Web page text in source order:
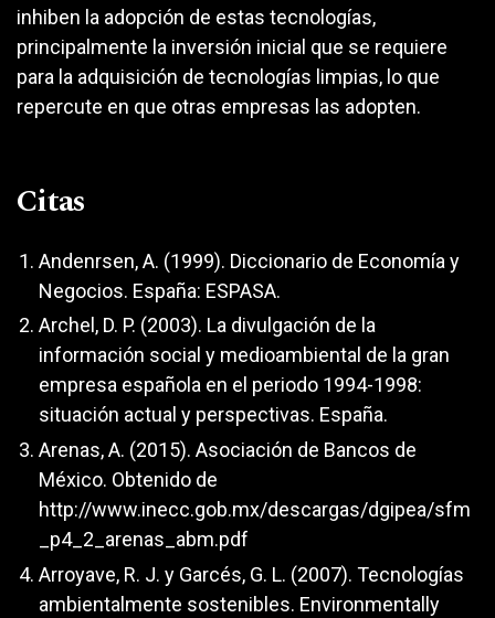
inhiben la adopción de estas tecnologías,
principalmente la inversión inicial que se requiere
para la adquisición de tecnologías limpias, lo que
repercute en que otras empresas las adopten.
Citas
Andenrsen, A. (1999). Diccionario de Economía y
Negocios. España: ESPASA.
Archel, D. P. (2003). La divulgación de la
información social y medioambiental de la gran
empresa española en el periodo 1994-1998:
situación actual y perspectivas. España.
Arenas, A. (2015). Asociación de Bancos de
México. Obtenido de
http://www.inecc.gob.mx/descargas/dgipea/sfm
_p4_2_arenas_abm.pdf
Arroyave, R. J. y Garcés, G. L. (2007). Tecnologías
ambientalmente sostenibles. Environmentally